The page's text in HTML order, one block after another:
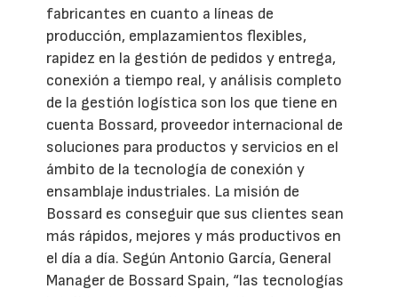
fabricantes en cuanto a líneas de
producción, emplazamientos flexibles,
rapidez en la gestión de pedidos y entrega,
conexión a tiempo real, y análisis completo
de la gestión logística son los que tiene en
cuenta Bossard, proveedor internacional de
soluciones para productos y servicios en el
ámbito de la tecnología de conexión y
ensamblaje industriales. La misión de
Bossard es conseguir que sus clientes sean
más rápidos, mejores y más productivos en
el día a día. Según Antonio García, General
Manager de Bossard Spain, “las tecnologías